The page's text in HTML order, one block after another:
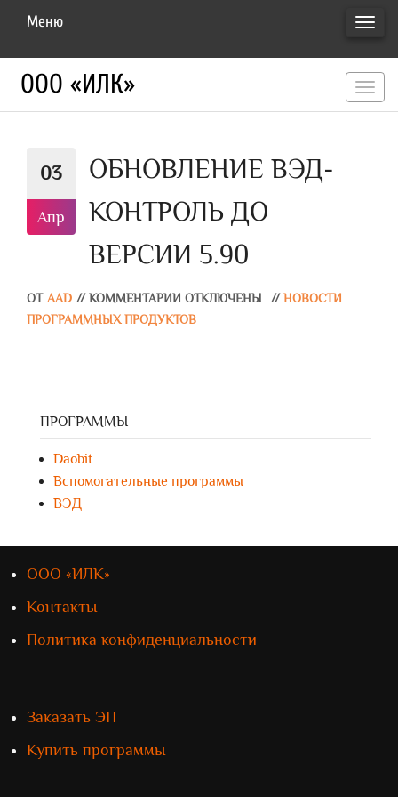
Меню
ООО «ИЛК»
03
Апр
ОБНОВЛЕНИЕ ВЭД-
КОНТРОЛЬ ДО
ВЕРСИИ 5.90
ОТ AAD // КОММЕНТАРИИ ОТКЛЮЧЕНЫ // НОВОСТИ
ПРОГРАММНЫХ ПРОДУКТОВ
ПРОГРАММЫ
Daobit
Вспомогательные программы
ВЭД
ООО «ИЛК»
Контакты
Политика конфиденциальности
Заказать ЭП
Купить программы